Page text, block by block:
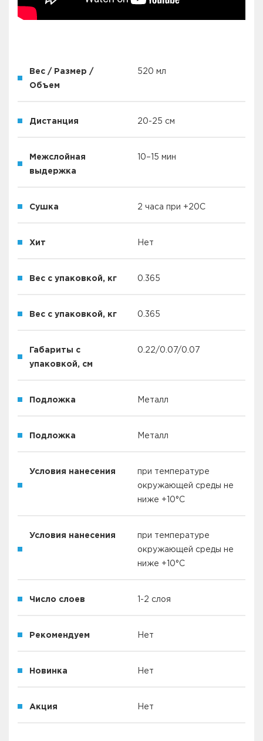
Вес / Размер /
Объем
520 мл
Дистанция 20-25 см
Межслойная
выдержка
10–15 мин
Сушка 2 часа при +20С
Хит Нет
Вес с упаковкой, кг 0.365
Вес с упаковкой, кг 0.365
Габариты с
упаковкой, см
0.22/0.07/0.07
Подложка Металл
Подложка Металл
Условия нанесения
при температуре
окружающей среды не
ниже +10°С
Условия нанесения
при температуре
окружающей среды не
ниже +10°С
Число слоев 1-2 слоя
Рекомендуем Нет
Новинка Нет
Акция Нет